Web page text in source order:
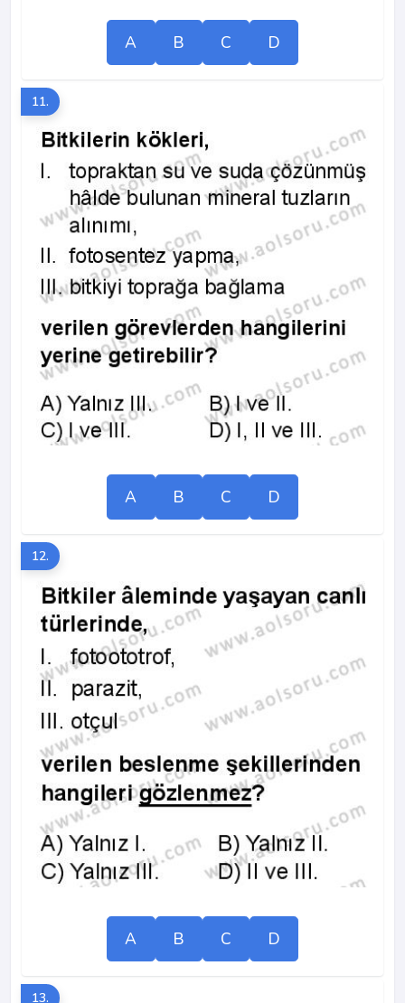
A B C D
11.
A B C D
12.
A B C D
13.